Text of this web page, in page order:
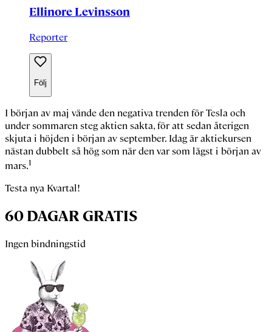
Ellinore Levinsson
Reporter
Följ
I början av maj vände den negativa trenden för Tesla och
under sommaren steg aktien sakta, för att sedan återigen
skjuta i höjden i början av september. Idag är aktiekursen
nästan dubbelt så hög som när den var som lägst i början av
mars.1
Testa nya Kvartal!
60 DAGAR GRATIS
Ingen bindningstid